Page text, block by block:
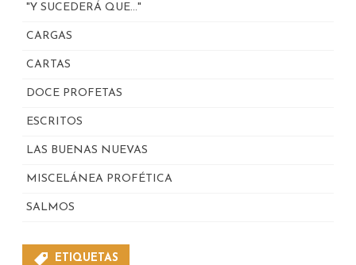
"Y SUCEDERÁ QUE…"
CARGAS
CARTAS
DOCE PROFETAS
ESCRITOS
LAS BUENAS NUEVAS
MISCELÁNEA PROFÉTICA
SALMOS
ETIQUETAS